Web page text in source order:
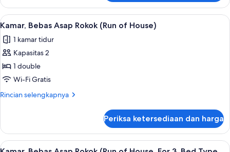
Kamar
Double
Deluks
Lihat
semua
foto
untuk
Kamar,
Bebas
Asap
of
House)
Brankas, tirai kedap cahaya, Wi-Fi
6
Kamar, Bebas Asap Rokok (Run of House)
1 kamar tidur
Kapasitas 2
1 double
Wi-Fi Gratis
Rincian selengkapnya
Rincian
Kamar,
Bebas
Asap
Periksa ketersediaan dan harga
Lihat
Brankas, tirai kedap cahaya, Wi-Fi
4